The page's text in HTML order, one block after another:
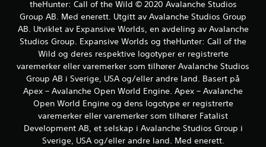
k
e
r
.
K
a
n
s
p
i
l
theHunter: Call of the Wild © 2020 Avalanche Studios
Group AB. Med enerett. Utgitt av Avalanche Studios Group
AB. Utviklet av Expansive Worlds, en avdeling av Avalanche
Studios Group. Expansive Worlds og theHunter: Call of the
Wild og deres respektive logotyper er registrerte
varemerker eller varemerker som tilhører Avalanche Studios
Group AB i Sverige, USA og/eller andre land. Basert på
Apex – Avalanche Open World Engine. Apex – Avalanche
Open World Engine og dens logotype er registrerte
varemerker eller varemerker som tilhører Fatalist
Development AB, et selskap i Avalanche Studios Group i
Sverige, USA og/eller andre land. Med enerett.